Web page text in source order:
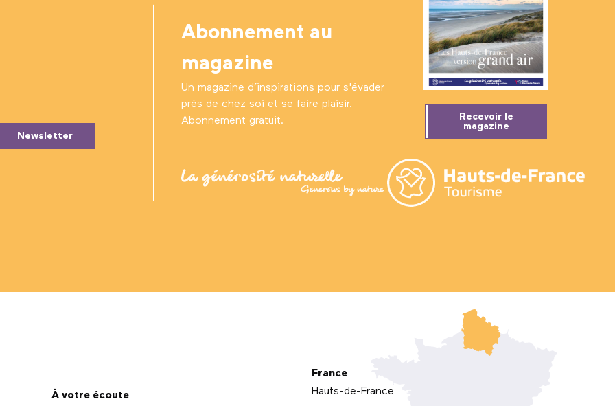
Newsletter
Abonnement au
magazine
Un magazine d’inspirations pour s'évader
près de chez soi et se faire plaisir.
Abonnement gratuit.
Recevoir le
magazine
À votre écoute
France
Hauts-de-France